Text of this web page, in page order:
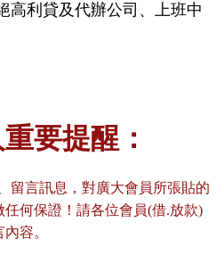
高利貸及代辦公司、上班中
要提醒：
留言訊息，對廣大會員所張貼的
何保證！請各位會員(借.放款)
容。